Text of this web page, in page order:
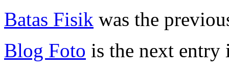
Batas Fisik was the
Blog Foto is the next